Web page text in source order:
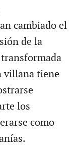
cambiado el
de la
villana tiene
los
como